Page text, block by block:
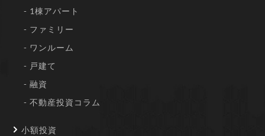
1棟アパート
ファミリー
ワンルーム
戸建て
融資
不動産投資コラム
小額投資